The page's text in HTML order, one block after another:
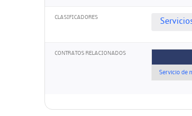
CLASIFICADORES
CONTRATOS RELACIONADOS
Servicio de